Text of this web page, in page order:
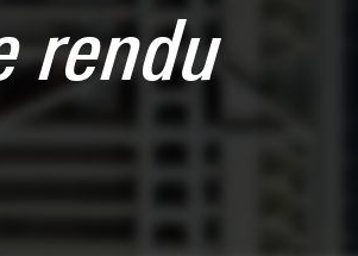
rendu